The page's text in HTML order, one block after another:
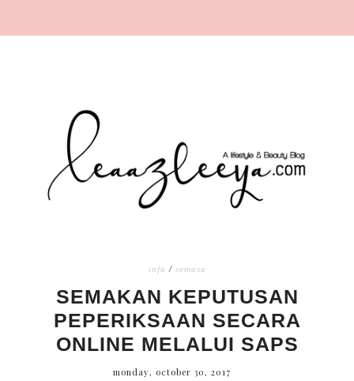
info / semasa
SEMAKAN KEPUTUSAN
PEPERIKSAAN SECARA
ONLINE MELALUI SAPS
monday, october 30, 2017